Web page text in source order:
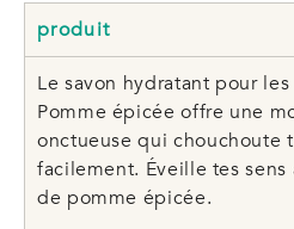
produit
Le savon hydratant pour
Pomme épicée offre une
onctueuse qui chouchoute
facilement. Éveille tes
de pomme épicée.